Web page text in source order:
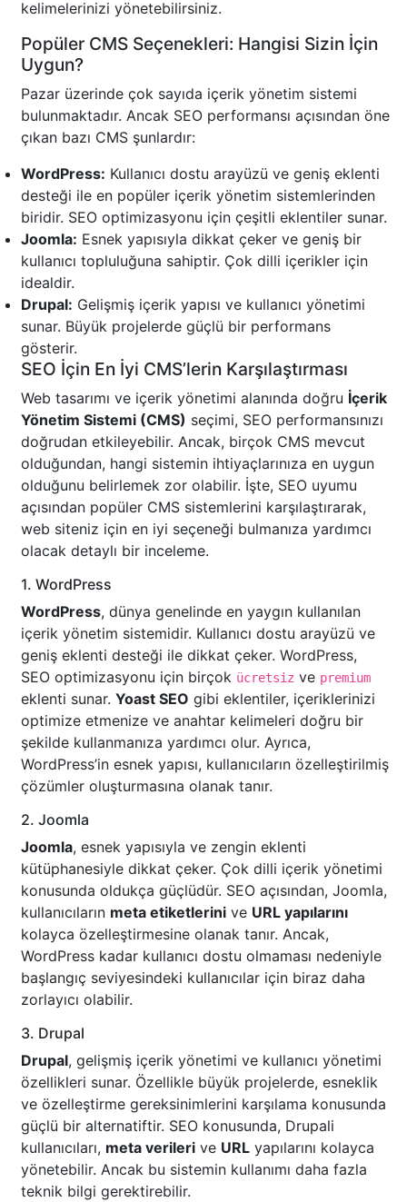
kelimelerinizi yönetebilirsiniz.
Popüler CMS Seçenekleri: Hangisi Sizin İçin
Uygun?
Pazar üzerinde çok sayıda içerik yönetim sistemi
bulunmaktadır. Ancak SEO performansı açısından öne
çıkan bazı CMS şunlardır:
WordPress: Kullanıcı dostu arayüzü ve geniş eklenti
desteği ile en popüler içerik yönetim sistemlerinden
biridir. SEO optimizasyonu için çeşitli eklentiler sunar.
Joomla: Esnek yapısıyla dikkat çeker ve geniş bir
kullanıcı topluluğuna sahiptir. Çok dilli içerikler için
idealdir.
Drupal: Gelişmiş içerik yapısı ve kullanıcı yönetimi
sunar. Büyük projelerde güçlü bir performans
gösterir.
SEO İçin En İyi CMS’lerin Karşılaştırması
Web tasarımı ve içerik yönetimi alanında doğru İçerik
Yönetim Sistemi (CMS) seçimi, SEO performansınızı
doğrudan etkileyebilir. Ancak, birçok CMS mevcut
olduğundan, hangi sistemin ihtiyaçlarınıza en uygun
olduğunu belirlemek zor olabilir. İşte, SEO uyumu
açısından popüler CMS sistemlerini karşılaştırarak,
web siteniz için en iyi seçeneği bulmanıza yardımcı
olacak detaylı bir inceleme.
1. WordPress
WordPress, dünya genelinde en yaygın kullanılan
içerik yönetim sistemidir. Kullanıcı dostu arayüzü ve
geniş eklenti desteği ile dikkat çeker. WordPress,
SEO optimizasyonu için birçok ücretsiz ve premium
eklenti sunar. Yoast SEO gibi eklentiler, içeriklerinizi
optimize etmenize ve anahtar kelimeleri doğru bir
şekilde kullanmanıza yardımcı olur. Ayrıca,
WordPress’in esnek yapısı, kullanıcıların özelleştirilmiş
çözümler oluşturmasına olanak tanır.
2. Joomla
Joomla, esnek yapısıyla ve zengin eklenti
kütüphanesiyle dikkat çeker. Çok dilli içerik yönetimi
konusunda oldukça güçlüdür. SEO açısından, Joomla,
kullanıcıların meta etiketlerini ve URL yapılarını
kolayca özelleştirmesine olanak tanır. Ancak,
WordPress kadar kullanıcı dostu olmaması nedeniyle
başlangıç seviyesindeki kullanıcılar için biraz daha
zorlayıcı olabilir.
3. Drupal
Drupal, gelişmiş içerik yönetimi ve kullanıcı yönetimi
özellikleri sunar. Özellikle büyük projelerde, esneklik
ve özelleştirme gereksinimlerini karşılama konusunda
güçlü bir alternatiftir. SEO konusunda, Drupali
kullanıcıları, meta verileri ve URL yapılarını kolayca
yönetebilir. Ancak bu sistemin kullanımı daha fazla
teknik bilgi gerektirebilir.